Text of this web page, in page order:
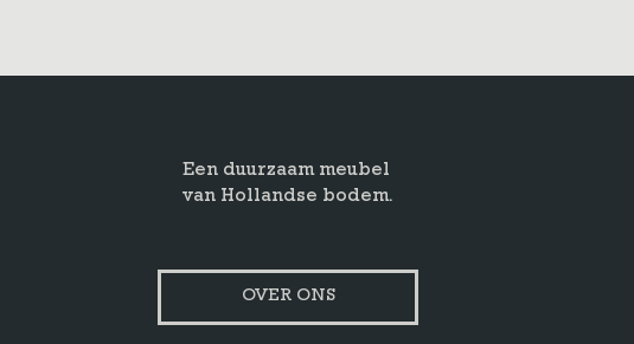
Een duurzaam meubel
van Hollandse bodem.
OVER ONS